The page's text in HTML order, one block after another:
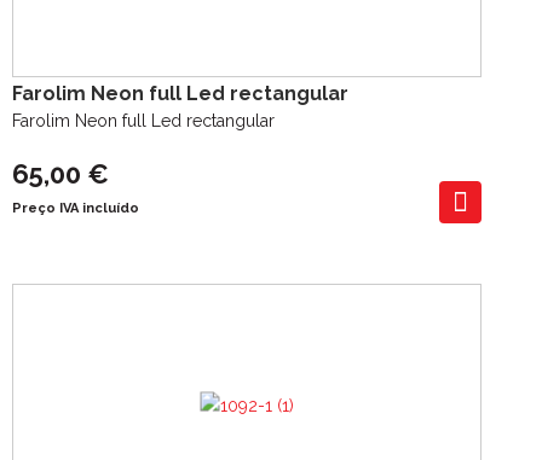
Farolim Neon full Led rectangular
Farolim Neon full Led rectangular
65,00 €
Preço IVA incluído